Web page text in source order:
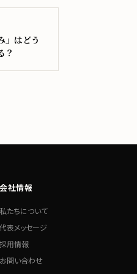
」はどう
？
会社情報
私たちについて
代表メッセージ
採用情報
お問い合わせ